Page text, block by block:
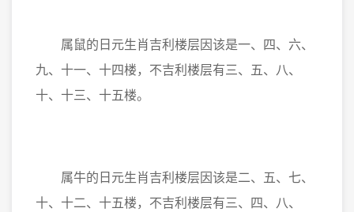
属鼠的日元生肖吉利楼层因该是一、四、六、
九、十一、十四楼，不吉利楼层有三、五、八、
十、十三、十五楼。
属牛的日元生肖吉利楼层因该是二、五、七、
十、十二、十五楼，不吉利楼层有三、四、八、